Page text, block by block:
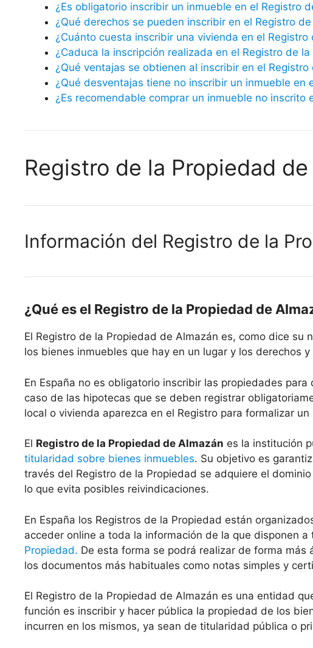
¿Es obligatorio inscribir un inmueble en el Registro
¿Qué derechos se pueden inscribir en el Registro
¿Cuánto cuesta inscribir una vivienda en el Registro
¿Caduca la inscripción realizada en el Registro de la
¿Qué ventajas se obtienen al inscribir en el Registro
¿Qué desventajas tiene no inscribir un inmueble en
¿Es recomendable comprar un inmueble no inscrito
Registro de la Propiedad
Información del Registro de la
¿Qué es el Registro de la Propiedad de
El Registro de la Propiedad de Almazán es, como dice su
los bienes inmuebles que hay en un lugar y los derechos
En España no es obligatorio inscribir las propiedades
caso de las hipotecas que se deben registrar
local o vivienda aparezca en el Registro para formalizar
El Registro de la Propiedad de Almazán es la institución
titularidad sobre bienes inmuebles. Su objetivo es
través del Registro de la Propiedad se adquiere el
lo que evita posibles reivindicaciones.
En España los Registros de la Propiedad están
acceder online a toda la información de la que disponen a
Propiedad. De esta forma se podrá realizar de forma
los documentos más habituales como notas simples y
El Registro de la Propiedad de Almazán es una entidad
función es inscribir y hacer pública la propiedad de los
incurren en los mismos, ya sean de titularidad pública o